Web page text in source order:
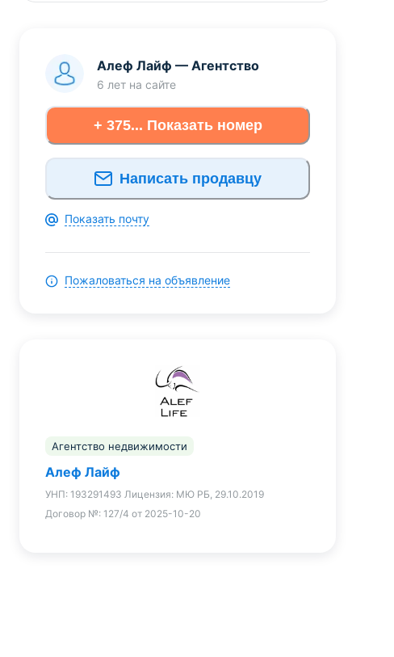
Алеф Лайф — Агентство
6 лет на сайте
+ 375... Показать номер
Написать продавцу
Показать почту
Пожаловаться на объявление
Агентство недвижимости
Алеф Лайф
УНП: 193291493 Лицензия: МЮ РБ, 29.10.2019
Договор №: 127/4 от 2025-10-20